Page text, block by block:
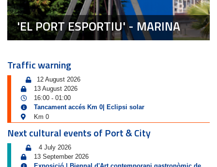
'EL PORT ESPORTIU' - MARINA
Traffic warning
12 August 2026
13 August 2026
16:00 - 01:00
Tancament accés Km 0| Eclipsi solar
Km 0
Next cultural events of Port & City
4 July 2026
13 September 2026